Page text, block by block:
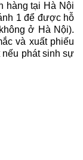
hàng tại Hà Nội
1 để được hỗ
ở Hà Nội).
và xuất phiếu
phát sinh sự